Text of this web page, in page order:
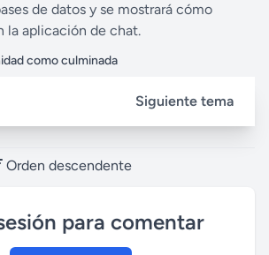
de datos y se mostrará cómo
la aplicación de chat.
como culminada
Siguiente tema
Orden descendente
para comentar